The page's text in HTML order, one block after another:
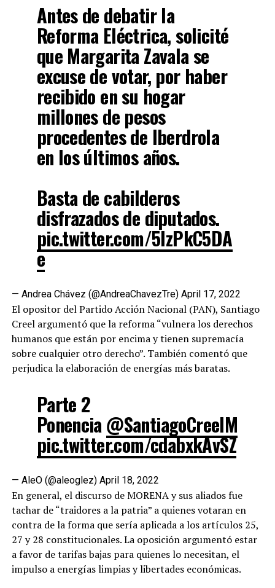
Antes de debatir la
Reforma Eléctrica, solicité
que Margarita Zavala se
excuse de votar, por haber
recibido en su hogar
millones de pesos
procedentes de Iberdrola
en los últimos años.
Basta de cabilderos
disfrazados de diputados.
pic.twitter.com/5lzPkC5DA
e
— Andrea Chávez (@AndreaChavezTre) April 17, 2022
El opositor del Partido Acción Nacional (PAN), Santiago
Creel argumentó que la reforma “vulnera los derechos
humanos que están por encima y tienen supremacía
sobre cualquier otro derecho”. También comentó que
perjudica la elaboración de energías más baratas.
Parte 2
Ponencia @SantiagoCreelM
pic.twitter.com/cdabxkAvSZ
— AleO (@aleoglez) April 18, 2022
En general, el discurso de MORENA y sus aliados fue
tachar de “traidores a la patria” a quienes votaran en
contra de la forma que sería aplicada a los artículos 25,
27 y 28 constitucionales. La oposición argumentó estar
a favor de tarifas bajas para quienes lo necesitan, el
impulso a energías limpias y libertades económicas.